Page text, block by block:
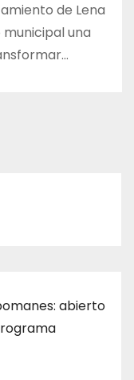
de Lena
una
abierto